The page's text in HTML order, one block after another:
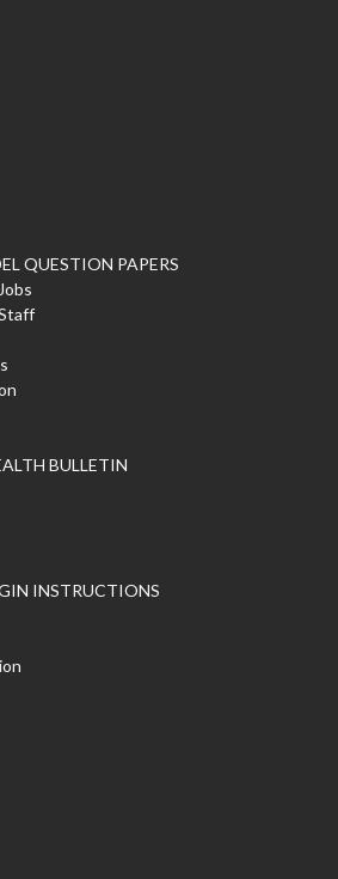
QUESTION PAPERS
BULLETIN
INSTRUCTIONS